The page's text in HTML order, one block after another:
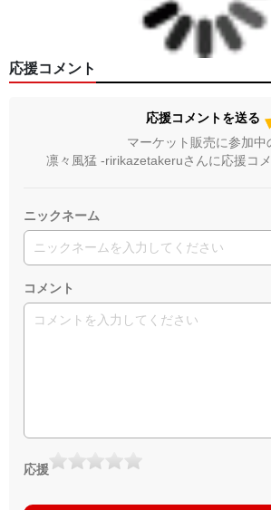
応援コメント
応援コメントを送る
マーケット販売に参加中
凛々風猛 -ririkazetakeruさんに応援コ
ニックネーム
コメント
応援